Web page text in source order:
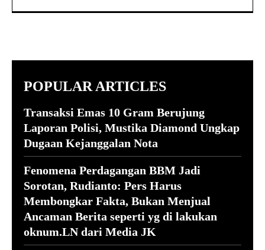
POPULAR ARTICLES
Transaksi Emas 10 Gram Berujung
Laporan Polisi, Mustika Diamond Ungkap
Dugaan Kejanggalan Nota
Fenomena Perdagangan BBM Jadi
Sorotan, Rudianto: Pers Harus
Membongkar Fakta, Bukan Menjual
Ancaman Berita seperti yg di lakukan
oknum.LN dari Media JK